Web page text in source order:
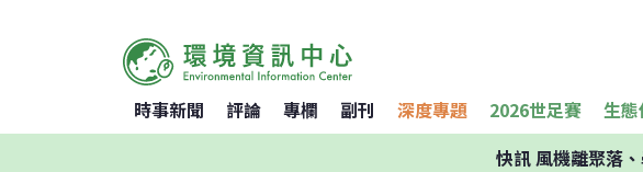
時事新聞 評論 專欄 副刊 深度專題 2026世足賽 生
快訊風機離聚落